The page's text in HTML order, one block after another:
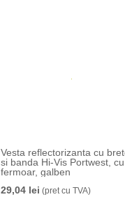
Vesta reflectorizanta cu
si banda Hi-Vis Portwest, cu
fermoar, galben
29,04 lei (pret cu TVA)